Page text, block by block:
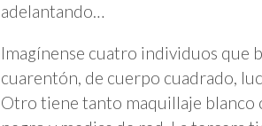
adelantando…
Imagínense cuatro individuos que
cuarentón, de cuerpo cuadrado,
Otro tiene tanto maquillaje blanco